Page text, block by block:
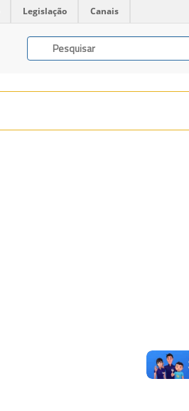
Legislação Canais